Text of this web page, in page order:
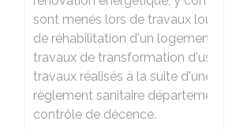
sont menés lors de travaux
de réhabilitation d'un logement
travaux de transformation
travaux réalisés à la suite d'une
règlement sanitaire
contrôle de décence.